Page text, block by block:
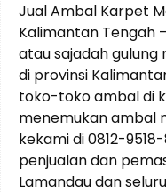
Jual Ambal Karpet
Kalimantan Tengah
atau sajadah
di provinsi
toko-toko ambal di
menemukan ambal
kekami di 0812-
penjualan dan
Lamandau dan